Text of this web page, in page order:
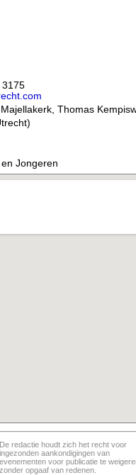
3175
Thomas
Jongeren
De redactie houdt zich het recht voor
ingezonden aankondigingen van
evenementen voor publicatie te
zonder opgaaf van redenen.